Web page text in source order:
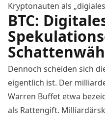
Kryptonauten als
BTC:
Dennoch scheiden sich
eigentlich ist. Der
Warren Buffet etwa
als Rattengift.